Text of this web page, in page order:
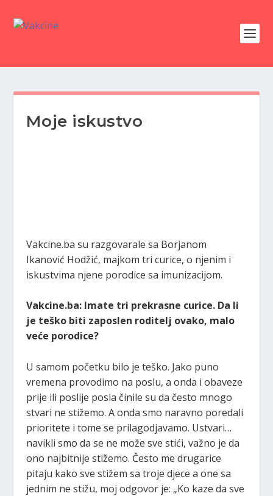
Moje iskustvo
Vakcine.ba su razgovarale sa Borjanom
Ikanović Hodžić, majkom tri curice, o njenim i
iskustvima njene porodice sa imunizacijom.
Vakcine.ba: Imate tri prekrasne curice. Da li
je teško biti zaposlen roditelj ovako, malo
veće porodice?
U samom početku bilo je teško. Jako puno
vremena provodimo na poslu, a onda i obaveze
prije ili poslije posla činile su da često mnogo
stvari ne stižemo. A onda smo naravno poredali
prioritete i tome se prilagodjavamo. Ustvari…
navikli smo da se ne može sve stići, važno je da
ono najbitnije stižemo. Često me drugarice
pitaju kako sve stižem sa troje djece a one sa
jednim ne stižu, moj odgovor je: „Ko kaze da sve